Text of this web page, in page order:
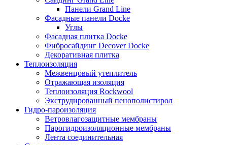
Панели Grand Line
Фасадные панели Docke
Углы
Фасадная плитка Docke
Фибросайдинг Decover Docke
Декоративная плитка
Теплоизоляция
Межвенцовый утеплитель
Отражающая изоляция
Теплоизоляция Rockwool
Экструдированный пенополистирол
Гидро-пароизоляция
Ветровлагозащитные мембраны
Парогидроизоляционные мембраны
Лента соединительная